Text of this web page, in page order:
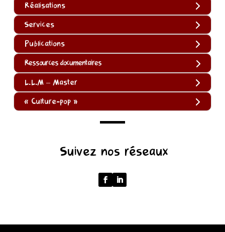
Réalisations
Services
Publications
Ressources documentaires
L.L.M – Master
« Culture-pop »
Suivez nos réseaux